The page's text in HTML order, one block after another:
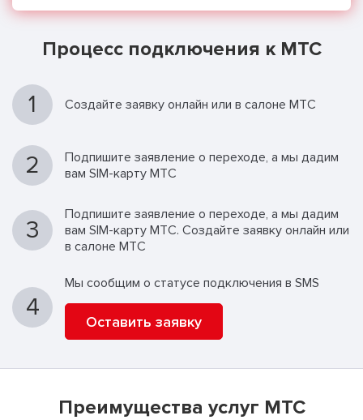
Процесс подключения к МТС
1 Создайте заявку онлайн или в салоне МТС
2
Подпишите заявление о переходе, а мы дадим
вам SIM-карту МТС
3
Подпишите заявление о переходе, а мы дадим
вам SIM-карту МТС. Создайте заявку онлайн или
в салоне МТС
4
Мы сообщим о статусе подключения в SMS
Оставить заявку
Преимущества услуг МТС